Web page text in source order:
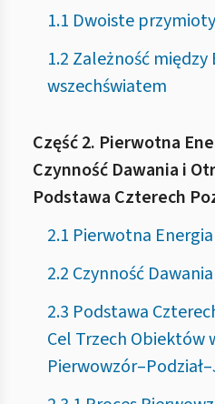
1.1 Dwoiste
1.2 Zależność między
wszechświatem
Część 2. Pierwotna
Czynność Dawania i
Podstawa Czterech
2.1 Pierwotna
2.2 Czynność
2.3 Podstawa
Cel Trzech Obiektów